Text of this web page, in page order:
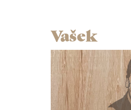
Vašek